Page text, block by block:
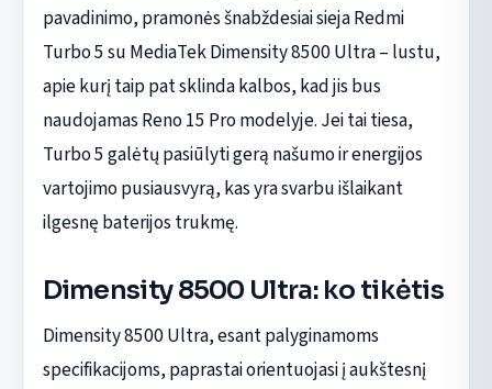
pavadinimo, pramonės šnabždesiai sieja Redmi
Turbo 5 su MediaTek Dimensity 8500 Ultra – lustu,
apie kurį taip pat sklinda kalbos, kad jis bus
naudojamas Reno 15 Pro modelyje. Jei tai tiesa,
Turbo 5 galėtų pasiūlyti gerą našumo ir energijos
vartojimo pusiausvyrą, kas yra svarbu išlaikant
ilgesnę baterijos trukmę.
Dimensity 8500 Ultra: ko tikėtis
Dimensity 8500 Ultra, esant palyginamoms
specifikacijoms, paprastai orientuojasi į aukštesnį